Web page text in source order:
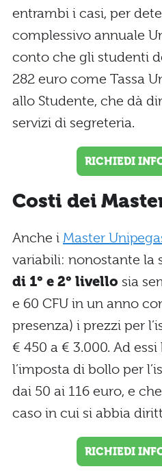
entrambi i casi, per
complessivo annuale
conto che gli studenti
282 euro come Tassa
allo Studente, che dà
servizi di segreteria.
RICHIEDI
Costi dei
Anche i Master
variabili: nonostante la
di 1° e 2° livello sia
e 60 CFU in un anno
presenza) i prezzi per
€ 450 a € 3.000. Ad
l’imposta di bollo per
dai 50 ai 116 euro, e
caso in cui si abbia
RICHIEDI